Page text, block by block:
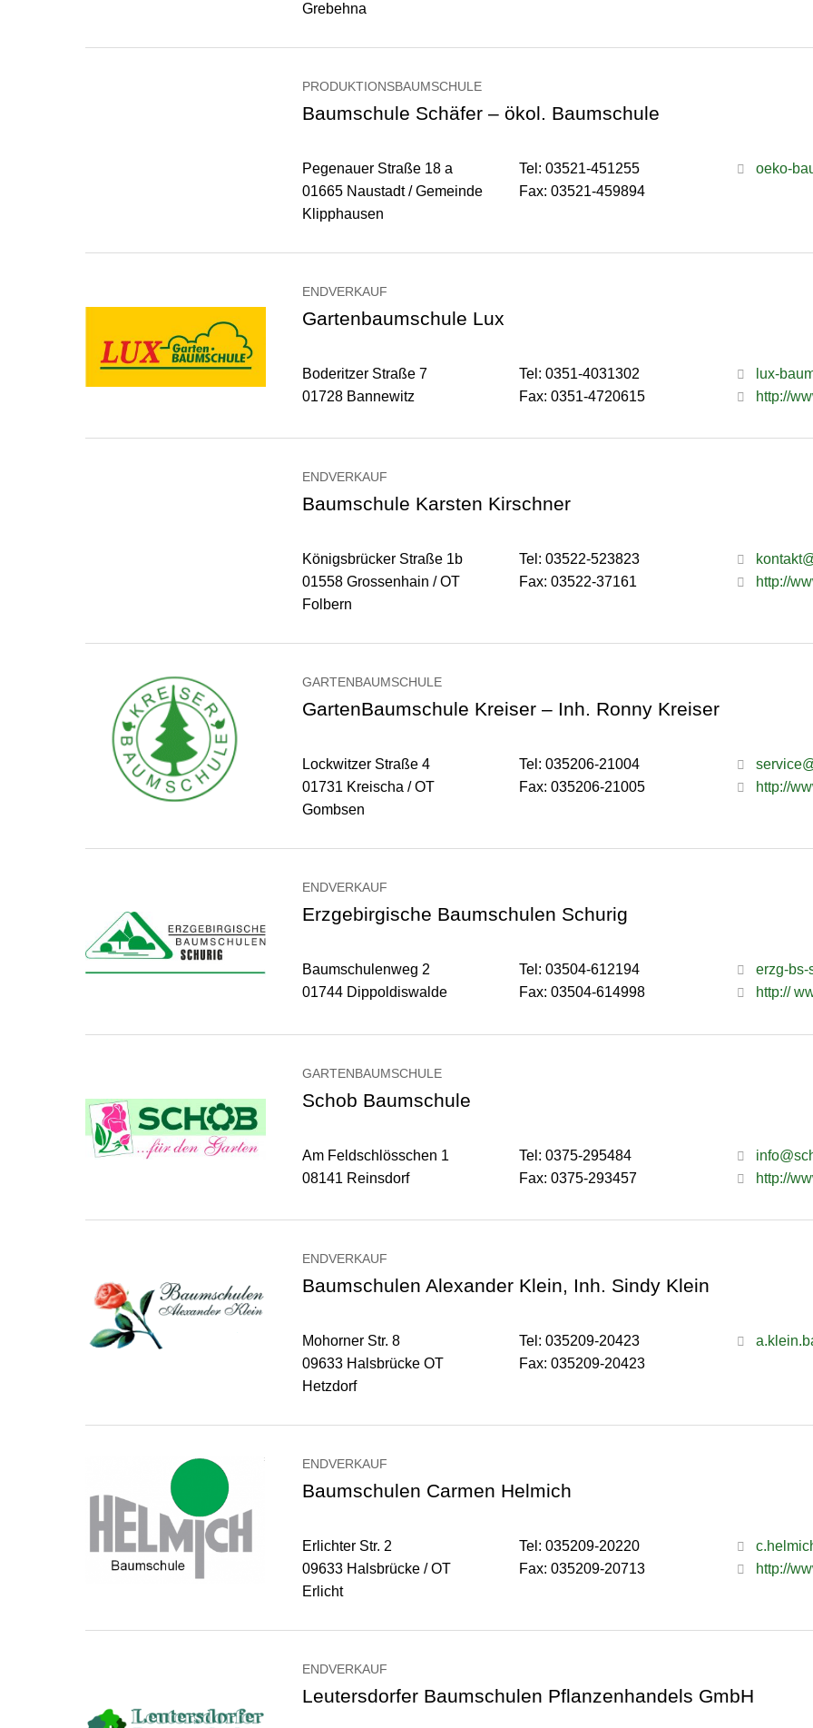
Grebehna
PRODUKTIONSBAUMSCHULE
Baumschule Schäfer – ökol. Baumschule
Pegenauer Straße 18 a
01665 Naustadt / Gemeinde
Klipphausen
Tel: 03521-451255
Fax: 03521-459894
oeko-
ENDVERKAUF
Gartenbaumschule Lux
Boderitzer Straße 7
01728 Bannewitz
Tel: 0351-4031302
Fax: 0351-4720615
lux-
http://
ENDVERKAUF
Baumschule Karsten Kirschner
Königsbrücker Straße 1b
01558 Grossenhain / OT
Folbern
Tel: 03522-523823
Fax: 03522-37161
http://
GARTENBAUMSCHULE
GartenBaumschule Kreiser – Inh. Ronny Kreiser
Lockwitzer Straße 4
01731 Kreischa / OT
Gombsen
Tel: 035206-21004
Fax: 035206-21005
http://
ENDVERKAUF
Erzgebirgische Baumschulen Schurig
Baumschulenweg 2
01744 Dippoldiswalde
Tel: 03504-612194
Fax: 03504-614998
erzg-bs-
http://
GARTENBAUMSCHULE
Schob Baumschule
Am Feldschlösschen 1
08141 Reinsdorf
Tel: 0375-295484
Fax: 0375-293457
http://
ENDVERKAUF
Baumschulen Alexander Klein, Inh. Sindy Klein
Mohorner Str. 8
09633 Halsbrücke OT
Hetzdorf
Tel: 035209-20423
Fax: 035209-20423
ENDVERKAUF
Baumschulen Carmen Helmich
Erlichter Str. 2
09633 Halsbrücke / OT
Erlicht
Tel: 035209-20220
Fax: 035209-20713
http://
ENDVERKAUF
Leutersdorfer Baumschulen Pflanzenhandels GmbH